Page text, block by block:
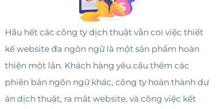
Hầu hết các công ty dịch thuật vẫn coi việc thiết
kế website đa ngôn ngữ là một sản phẩm hoàn
thiện một lần. Khách hàng yêu cầu thêm các
phiên bản ngôn ngữ khác, công ty hoàn thành dự
án dịch thuật, ra mắt website, và công việc kết